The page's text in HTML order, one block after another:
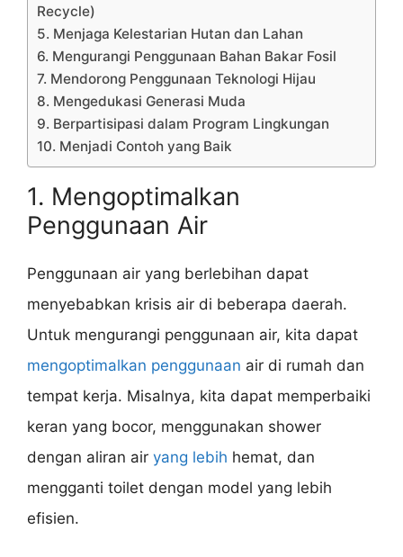
Recycle)
5. Menjaga Kelestarian Hutan dan Lahan
6. Mengurangi Penggunaan Bahan Bakar Fosil
7. Mendorong Penggunaan Teknologi Hijau
8. Mengedukasi Generasi Muda
9. Berpartisipasi dalam Program Lingkungan
10. Menjadi Contoh yang Baik
1. Mengoptimalkan
Penggunaan Air
Penggunaan air yang berlebihan dapat
menyebabkan krisis air di beberapa daerah.
Untuk mengurangi penggunaan air, kita dapat
mengoptimalkan penggunaan air di rumah dan
tempat kerja. Misalnya, kita dapat memperbaiki
keran yang bocor, menggunakan shower
dengan aliran air yang lebih hemat, dan
mengganti toilet dengan model yang lebih
efisien.